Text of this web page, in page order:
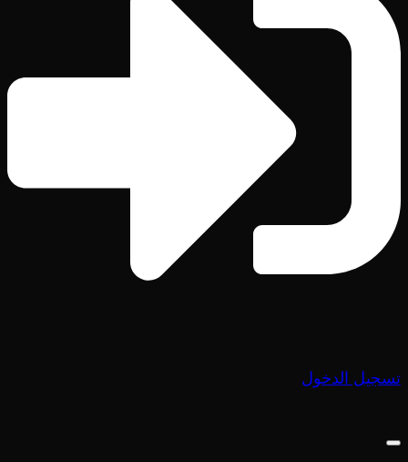
تسجيل الدخول